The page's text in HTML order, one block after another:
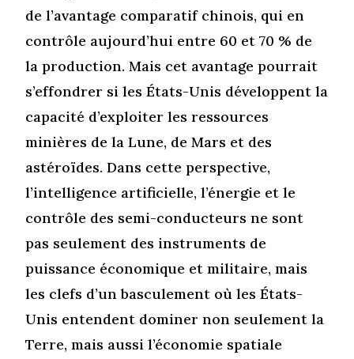
de l’avantage comparatif chinois, qui en
contrôle aujourd’hui entre 60 et 70 % de
la production. Mais cet avantage pourrait
s’effondrer si les États-Unis développent la
capacité d’exploiter les ressources
minières de la Lune, de Mars et des
astéroïdes. Dans cette perspective,
l’intelligence artificielle, l’énergie et le
contrôle des semi-conducteurs ne sont
pas seulement des instruments de
puissance économique et militaire, mais
les clefs d’un basculement où les États-
Unis entendent dominer non seulement la
Terre, mais aussi l’économie spatiale